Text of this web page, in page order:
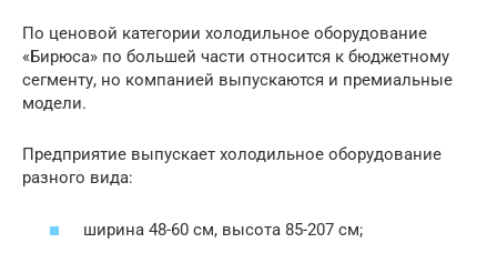
По ценовой категории холодильное оборудование
«Бирюса» по большей части относится к бюджетному
сегменту, но компанией выпускаются и премиальные
модели.
Предприятие выпускает холодильное оборудование
разного вида:
ширина 48-60 см, высота 85-207 см;